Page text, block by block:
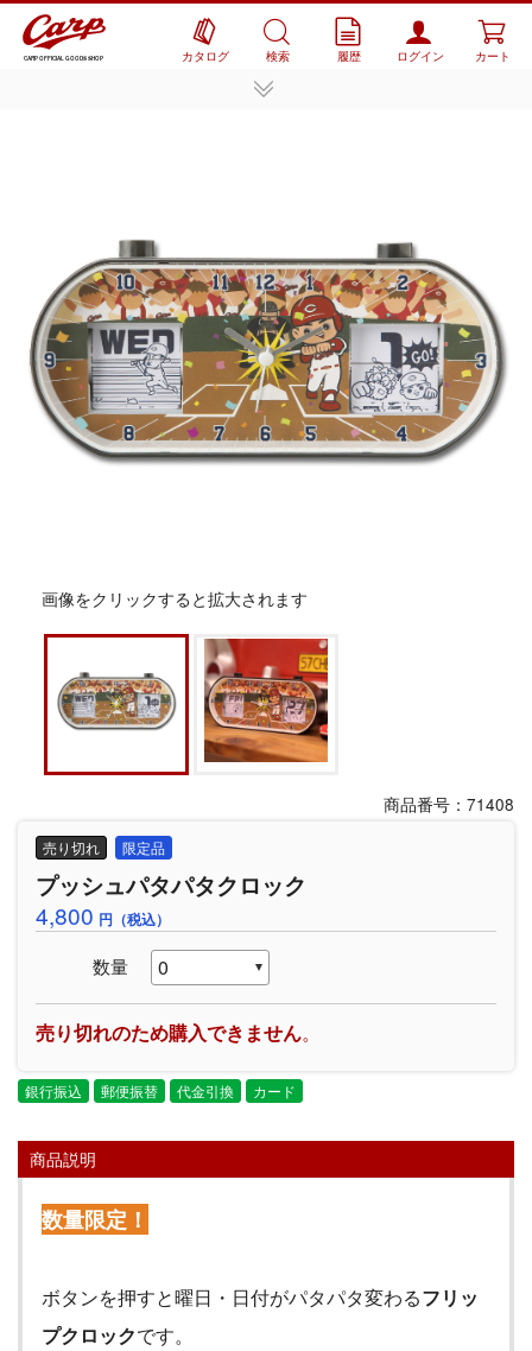
CARP OFFICIAL GOODS SHOP カタログ 検索 履歴 ログイン カート
画像をクリックすると拡大されます
商品番号：71408
売り切れ 限定品
プッシュパタパタクロック
4,800 円（税込）
数量
売り切れのため購入できません。
銀行振込 郵便振替 代金引換 カード
商品説明
数量限定！
ボタンを押すと曜日・日付がパタパタ変わるフリッ
プクロックです。